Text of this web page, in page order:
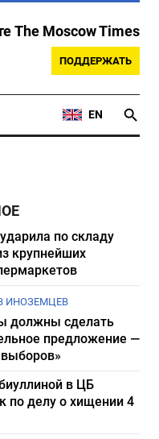
The Moscow Times
ПОДДЕРЖАТЬ
EN
по складу
крупнейших
ИНОЗЕМЦЕВ
должны сделать
предложение —
в ЦБ
по делу о хищении 4